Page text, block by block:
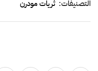
التصنيفات: ثريات مودرن